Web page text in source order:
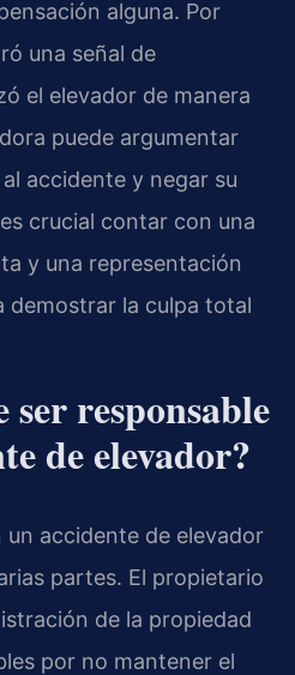
alguna. Por
una señal de
el elevador de manera
puede argumentar
accidente y negar su
crucial contar con una
y una representación
demostrar la culpa total
ser responsable
de elevador?
un accidente de elevador
partes. El propietario
de la propiedad
por no mantener el